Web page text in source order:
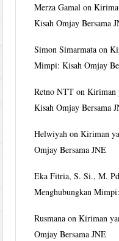
Merza Gamal on
Kisah Omjay Bersama
Simon Simarmata on
Mimpi: Kisah Omjay
Retno NTT onKiriman
Kisah Omjay Bersama
Helwiyah onKiriman
Omjay Bersama JNE
Eka Fitria, S. Si., M. Pd
Menghubungkan
Rusmana onKiriman
Omjay Bersama JNE